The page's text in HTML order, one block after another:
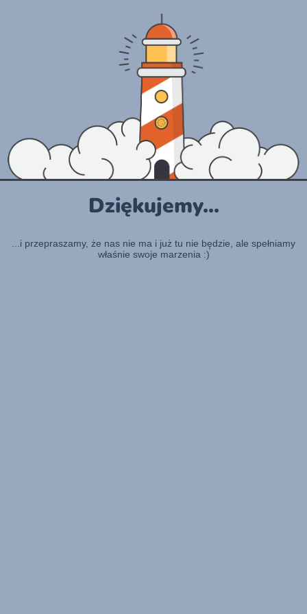
Dziękujemy...
...i przepraszamy, że nas nie ma i już tu nie będzie, ale spełniamy
właśnie swoje marzenia :)